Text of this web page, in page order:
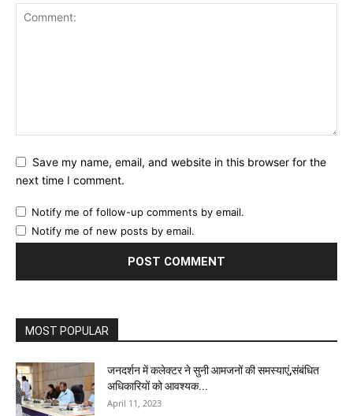
Save my name, email, and website in this browser for the
next time I comment.
Notify me of follow-up comments by email.
Notify me of new posts by email.
MOST POPULAR
जनदर्शन में कलेक्टर ने सुनी आमजनों की समस्याएं,संबंधित
अधिकारियों को आवश्यक...
April 11, 2023